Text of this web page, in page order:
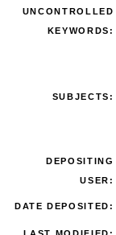
UNCONTROLLED
KEYWORDS:
SUBJECTS:
DEPOSITING
USER:
DATE DEPOSITED: